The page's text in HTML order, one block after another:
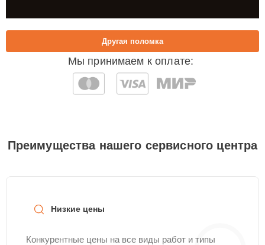
Мы принимаем к оплате:
Другая поломка
Преимущества нашего сервисного центра
Низкие цены
Конкурентные цены на все виды работ и типы